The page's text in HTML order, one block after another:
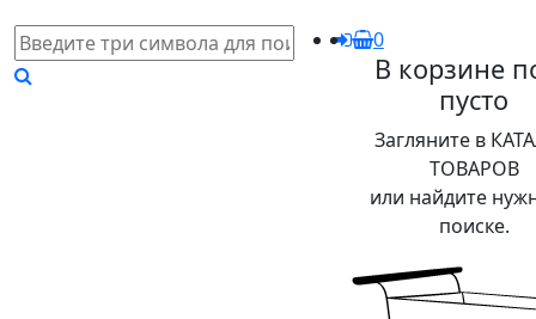
0
В корзине
пусто
Загляните в
ТОВАРОВ
или найдите
поиске.